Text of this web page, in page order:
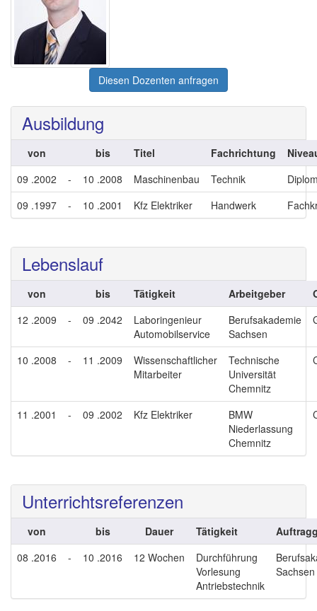
Diesen Dozenten anfragen
Ausbildung
von bis Titel Fachrichtung
09 .2002
- 10 .2008 Maschinenbau Technik
09 .1997
- 10 .2001 Kfz Elektriker Handwerk
Lebenslauf
von bis Tätigkeit Arbeitgeber
12 .2009
- 09 .2042
Laboringenieur
Automobilservice
Berufsakademie
Sachsen
10 .2008 - 11 .2009
Wissenschaftlicher
Mitarbeiter
Technische
Universität
Chemnitz
11 .2001 - 09 .2002 Kfz Elektriker
BMW
Niederlassung
Chemnitz
Unterrichtsreferenzen
von bis Dauer Tätigkeit
08 .2016
- 10 .2016 12 Wochen
Durchführung
Vorlesung
Antriebstechnik
Sachsen